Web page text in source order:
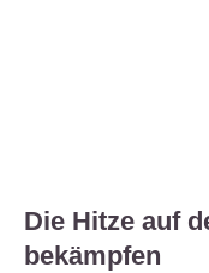
Die Hitze auf
bekämpfen